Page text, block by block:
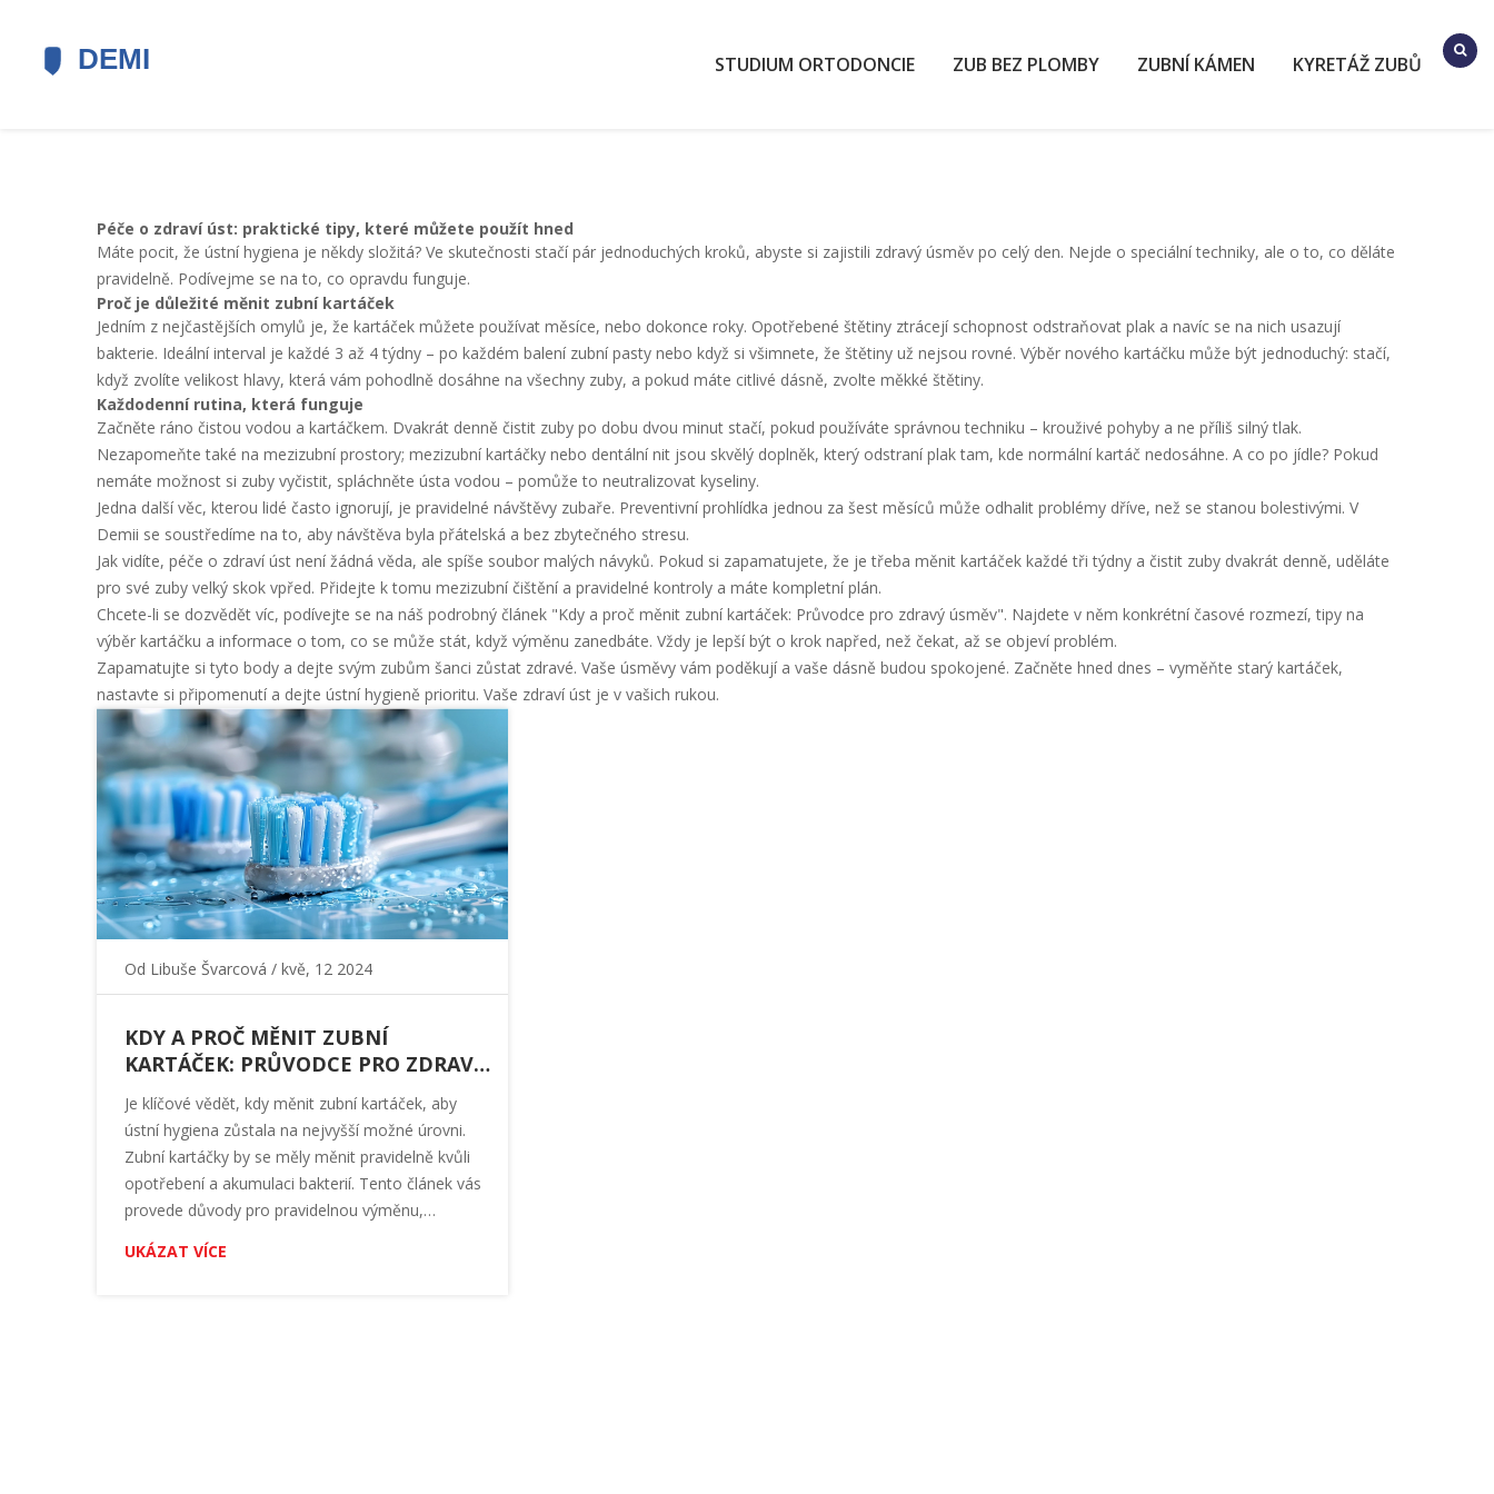
STUDIUM ORTODONCIE ZUB BEZ PLOMBY ZUBNÍ KÁMEN KYRETÁŽ ZUBŮ
Péče o zdraví úst: praktické tipy, které můžete použít hned
Máte pocit, že ústní hygiena je někdy složitá? Ve skutečnosti stačí pár jednoduchých kroků, abyste si zajistili zdravý úsměv po celý den. Nejde o speciální techniky, ale o to, co děláte
pravidelně. Podívejme se na to, co opravdu funguje.
Proč je důležité měnit zubní kartáček
Jedním z nejčastějších omylů je, že kartáček můžete používat měsíce, nebo dokonce roky. Opotřebené štětiny ztrácejí schopnost odstraňovat plak a navíc se na nich usazují
bakterie. Ideální interval je každé 3 až 4 týdny – po každém balení zubní pasty nebo když si všimnete, že štětiny už nejsou rovné. Výběr nového kartáčku může být jednoduchý: stačí,
když zvolíte velikost hlavy, která vám pohodlně dosáhne na všechny zuby, a pokud máte citlivé dásně, zvolte měkké štětiny.
Každodenní rutina, která funguje
Začněte ráno čistou vodou a kartáčkem. Dvakrát denně čistit zuby po dobu dvou minut stačí, pokud používáte správnou techniku – krouživé pohyby a ne příliš silný tlak.
Nezapomeňte také na mezizubní prostory; mezizubní kartáčky nebo dentální nit jsou skvělý doplněk, který odstraní plak tam, kde normální kartáč nedosáhne. A co po jídle? Pokud
nemáte možnost si zuby vyčistit, spláchněte ústa vodou – pomůže to neutralizovat kyseliny.
Jedna další věc, kterou lidé často ignorují, je pravidelné návštěvy zubaře. Preventivní prohlídka jednou za šest měsíců může odhalit problémy dříve, než se stanou bolestivými. V
Demii se soustředíme na to, aby návštěva byla přátelská a bez zbytečného stresu.
Jak vidíte, péče o zdraví úst není žádná věda, ale spíše soubor malých návyků. Pokud si zapamatujete, že je třeba měnit kartáček každé tři týdny a čistit zuby dvakrát denně, uděláte
pro své zuby velký skok vpřed. Přidejte k tomu mezizubní čištění a pravidelné kontroly a máte kompletní plán.
Chcete-li se dozvědět víc, podívejte se na náš podrobný článek "Kdy a proč měnit zubní kartáček: Průvodce pro zdravý úsměv". Najdete v něm konkrétní časové rozmezí, tipy na
výběr kartáčku a informace o tom, co se může stát, když výměnu zanedbáte. Vždy je lepší být o krok napřed, než čekat, až se objeví problém.
Zapamatujte si tyto body a dejte svým zubům šanci zůstat zdravé. Vaše úsměvy vám poděkují a vaše dásně budou spokojené. Začněte hned dnes – vyměňte starý kartáček,
nastavte si připomenutí a dejte ústní hygieně prioritu. Vaše zdraví úst je v vašich rukou.
Od Libuše Švarcová / kvě, 12 2024
KDY A PROČ MĚNIT ZUBNÍ
KARTÁČEK: PRŮVODCE PRO ZDRAVÝ
ÚSMĚV
Je klíčové vědět, kdy měnit zubní kartáček, aby
ústní hygiena zůstala na nejvyšší možné úrovni.
Zubní kartáčky by se měly měnit pravidelně kvůli
opotřebení a akumulaci bakterií. Tento článek vás
provede důvody pro pravidelnou výměnu,
doporučuje optimální časový interval, a nabízí tipy,
jak si vybrat nový kartáček. Zahrnujeme také
UKÁZAT VÍCE